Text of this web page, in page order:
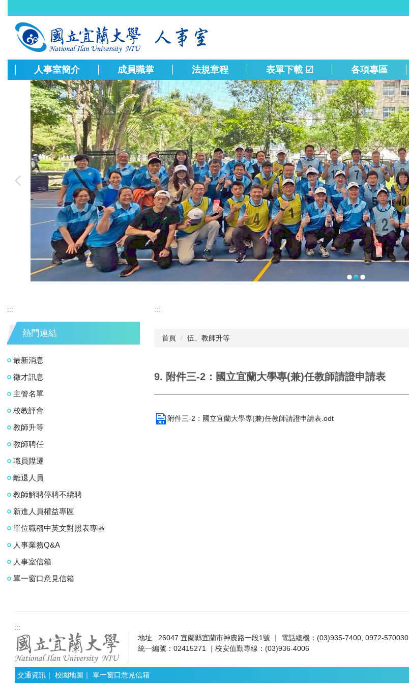
到
容
人事室簡介 成員職掌 法規章程 表單下載 ☑ 各項專區
:::
熱門連結
最新消息
徵才訊息
主管名單
校教評會
教師升等
教師聘任
職員陞遷
離退人員
教師解聘停聘不續聘
新進人員權益專區
單位職稱中英文對照表專區
人事業務Q&A
人事室信箱
單一窗口意見信箱
:::
首頁 伍、教師升等
9. 附件三-2：國立宜蘭大學專(兼)任教師請證申請表
附件三-2：國立宜蘭大學專(兼)任教師請證申請表.odt
:::
地址 : 26047 宜蘭縣宜蘭市神農路一段1號 ｜ 電話總機：(03)935-7400, 0972-570030
統一編號：02415271 ｜校安值勤專線：(03)936-4006
交通資訊 ｜ 校園地圖 ｜ 單一窗口意見信箱